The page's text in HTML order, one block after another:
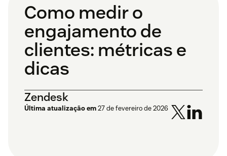
Como medir o
engajamento de
clientes: métricas e
dicas
Zendesk
Última atualização em27 de fevereiro de 2026